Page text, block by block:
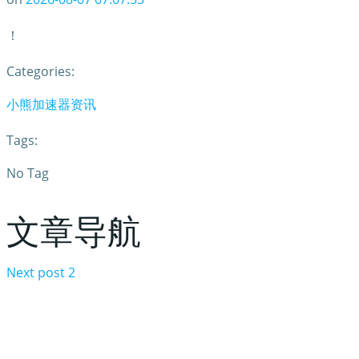
！
Categories:
小熊加速器资讯
Tags:
No Tag
文章导航
Next post2